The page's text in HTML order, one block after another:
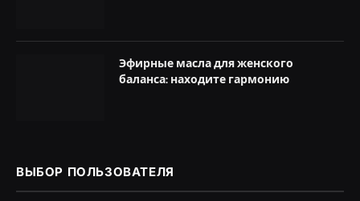
Эфирные масла для женского
баланса: находите гармонию
ВЫБОР ПОЛЬЗОВАТЕЛЯ